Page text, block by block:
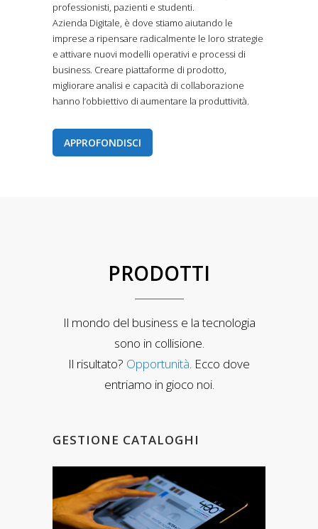
professionisti, pazienti e studenti.
Azienda Digitale, è dove stiamo aiutando le
imprese a ripensare radicalmente le loro strategie
e attivare nuovi modelli operativi e processi di
business. Creare piattaforme di prodotto,
migliorare analisi e capacità di collaborazione
hanno l’obbiettivo di aumentare la produttività.
APPROFONDISCI
PRODOTTI
Il mondo del business e la tecnologia
sono in collisione.
Il risultato? Opportunità. Ecco dove
entriamo in gioco noi.
GESTIONE CATALOGHI